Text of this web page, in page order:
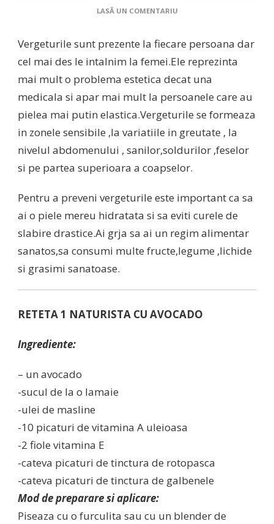
LASĂ UN COMENTARIULA
VERGETURI
CU
AJUTORUL
REȚETELOR
Vergeturile sunt prezente la fiecare persoana dar
cel mai des le intalnim la femei.Ele reprezinta
mai mult o problema estetica decat una
medicala si apar mai mult la persoanele care au
pielea mai putin elastica.Vergeturile se formeaza
in zonele sensibile ,la variatiile in greutate , la
nivelul abdomenului , sanilor,soldurilor ,feselor
si pe partea superioara a coapselor.
Pentru a preveni vergeturile este important ca sa
ai o piele mereu hidratata si sa eviti curele de
slabire drastice.Ai grja sa ai un regim alimentar
sanatos,sa consumi multe fructe,legume ,lichide
si grasimi sanatoase.
RETETA 1 NATURISTA CU AVOCADO
Ingrediente:
– un avocado
-sucul de la o lamaie
-ulei de masline
-10 picaturi de vitamina A uleioasa
-2 fiole vitamina E
-cateva picaturi de tinctura de rotopasca
-cateva picaturi de tinctura de galbenele
Mod de preparare si aplicare:
Piseaza cu o furculita sau cu un blender de